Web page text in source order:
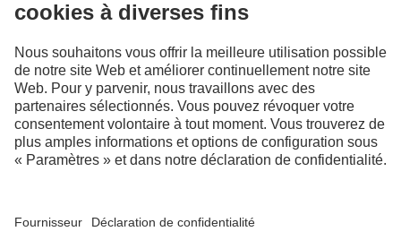
Montez à bord
LANGUAGE
FR IT